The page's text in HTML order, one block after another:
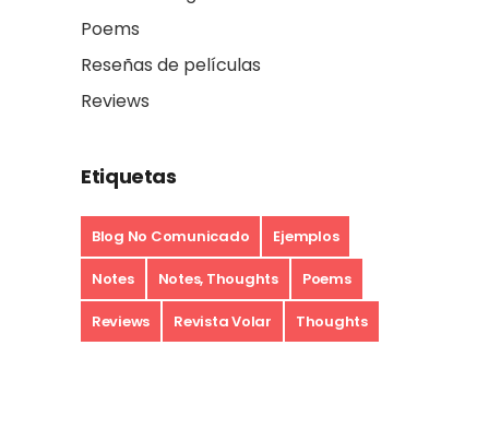
Poems
Reseñas de películas
Reviews
Etiquetas
Blog No Comunicado Ejemplos
Notes Notes, Thoughts Poems
Reviews Revista Volar Thoughts